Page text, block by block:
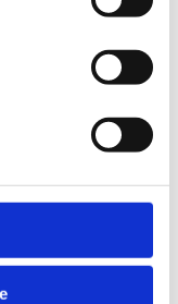
di finiture
e colori,